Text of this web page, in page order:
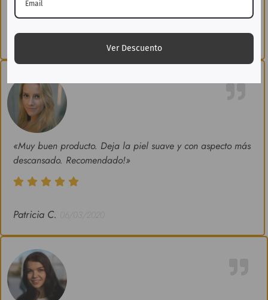
Pilar M.
«Muy buen producto. Deja la piel suave y con aspecto más
descansado. Recomendado!»
Patricia C. 06/03/2020
Ver Descuento